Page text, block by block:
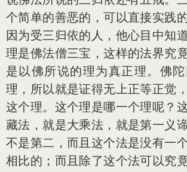
个简单的善恶的，可以直接实践
因为受三归依的人，他心目中知
理是佛法僧三宝，这样的法界究
是以佛所说的理为真正理。佛
理，所以就是证得无上正等正觉
这个理。这个理是哪一个理呢？
藏法，就是大乘法，就是第一义
不是第二，而且这个法是没有一
相比的；而且除了这个法可以究